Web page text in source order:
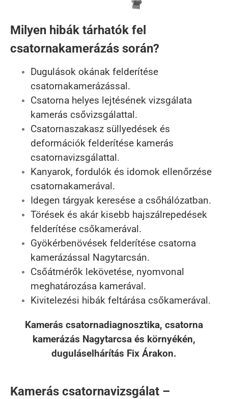
Milyen hibák tárhatók fel
csatornakamerázás során?
Dugulások okának felderítése
csatornakamerázással.
Csatorna helyes lejtésének vizsgálata
kamerás csővizsgálattal.
Csatornaszakasz süllyedések és
deformációk felderítése kamerás
csatornavizsgálattal.
Kanyarok, fordulók és idomok ellenőrzése
csatornakamerával.
Idegen tárgyak keresése a csőhálózatban.
Törések és akár kisebb hajszálrepedések
felderítése csőkamerával.
Gyökérbenövések felderítése csatorna
kamerázással Nagytarcsán.
Csőátmérők lekövetése, nyomvonal
meghatározása kamerával.
Kivitelezési hibák feltárása csőkamerával.
Kamerás csatornadiagnosztika, csatorna
kamerázás Nagytarcsa és környékén,
duguláselhárítás Fix Árakon.
Kamerás csatornavizsgálat –